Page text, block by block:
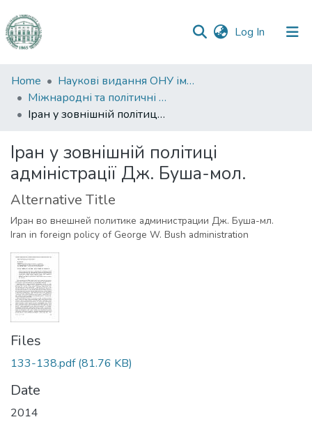
Log In (current)
Communities
&
Collections
Statistics
Home
Наукові видання ОНУ імені І. І. Мечникова
Міжнародні та політичні дослідження
Іран у зовнішній політиці адміністрації Дж. Буша-мол.
Іран у зовнішній політиці
адміністрації Дж. Буша-мол.
Alternative Title
Иран во внешней политике администрации Дж. Буша-мл.
Iran in foreign policy of George W. Bush administration
Files
133-138.pdf(81.76 KB)
Date
2014